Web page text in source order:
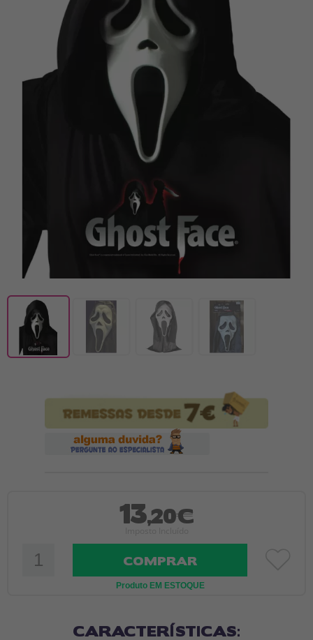
13,20€
COMPRAR
Produto EM ESTOQUE
CARACTERÍSTICAS: